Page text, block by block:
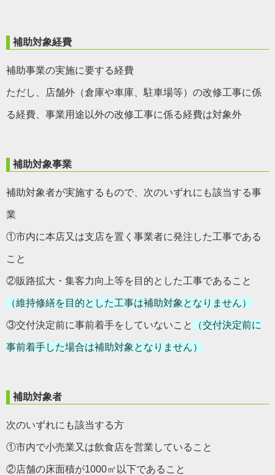
補助対象経費
補助事業の実施に要する経費
ただし、店舗外（倉庫や車庫、駐車場等）の改修工事に係
る経費、事業用途以外の改修工事に係る経費は対象外
補助対象事業
補助対象者が実施するもので、次のいずれにも該当する事
業
①市内に本店又は支店を置く事業者に発注した工事である
こと
②販路拡大・集客力向上等を目的とした工事であること
（維持修繕を目的とした工事は補助対象となりません）
③交付決定前に事前着手をしていないこと （交付決定前に
事前着手した場合は補助対象となりません）
補助対象者
次のいずれにも該当する方
①市内で小売業又は飲食店を営業していること
②店舗の床面積が1000㎡以下であること